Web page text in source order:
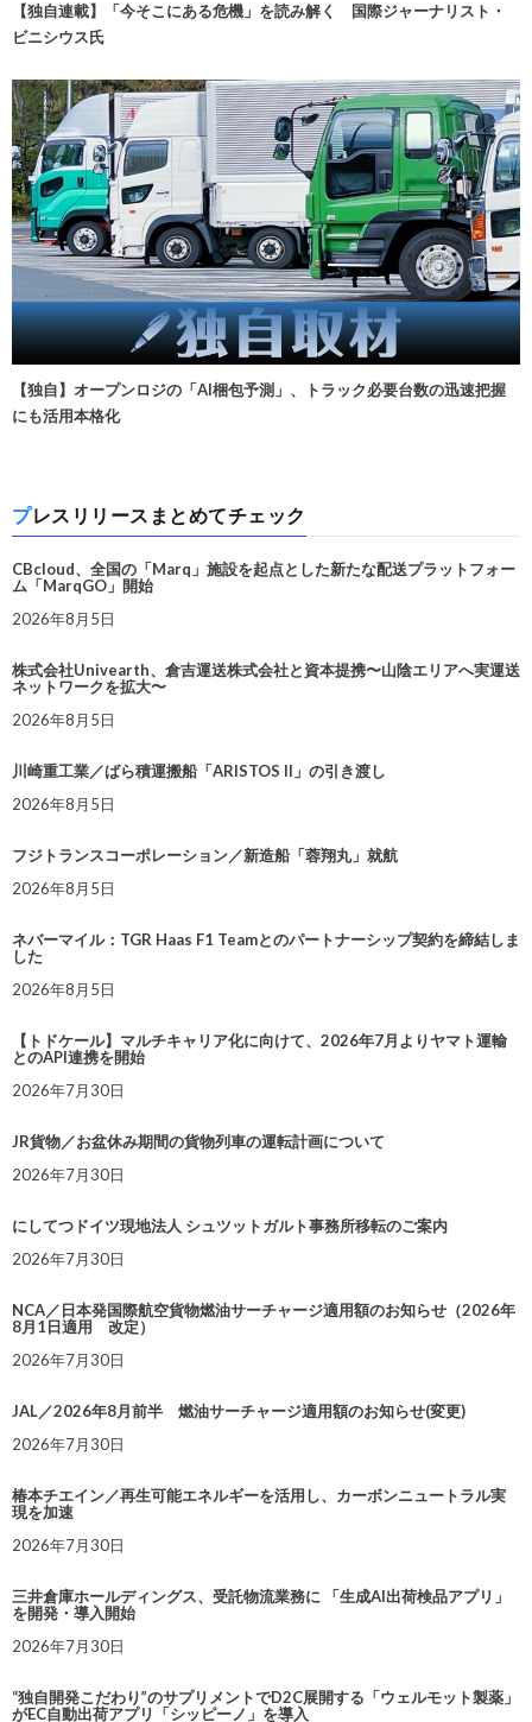
【独自連載】「今そこにある危機」を読み解く 国際ジャーナリスト・
ビニシウス氏
【独自】オープンロジの「AI梱包予測」、トラック必要台数の迅速把握
にも活用本格化
プレスリリースまとめてチェック
CBcloud、全国の「Marq」施設を起点とした新たな配送プラットフォー
ム「MarqGO」開始
2026年8月5日
株式会社Univearth、倉吉運送株式会社と資本提携〜山陰エリアへ実運送
ネットワークを拡大〜
2026年8月5日
川崎重工業／ばら積運搬船「ARISTOS II」の引き渡し
2026年8月5日
フジトランスコーポレーション／新造船「蓉翔丸」就航
2026年8月5日
ネバーマイル：TGR Haas F1 Teamとのパートナーシップ契約を締結しま
した
2026年8月5日
【トドケール】マルチキャリア化に向けて、2026年7月よりヤマト運輸
とのAPI連携を開始
2026年7月30日
JR貨物／お盆休み期間の貨物列車の運転計画について
2026年7月30日
にしてつドイツ現地法人 シュツットガルト事務所移転のご案内
2026年7月30日
NCA／日本発国際航空貨物燃油サーチャージ適用額のお知らせ（2026年
8月1日適用 改定）
2026年7月30日
JAL／2026年8月前半 燃油サーチャージ適用額のお知らせ(変更)
2026年7月30日
椿本チエイン／再生可能エネルギーを活用し、カーボンニュートラル実
現を加速
2026年7月30日
三井倉庫ホールディングス、受託物流業務に 「生成AI出荷検品アプリ」
を開発・導入開始
2026年7月30日
“独自開発こだわり”のサプリメントでD2C展開する「ウェルモット製薬」
がEC自動出荷アプリ「シッピーノ」を導入